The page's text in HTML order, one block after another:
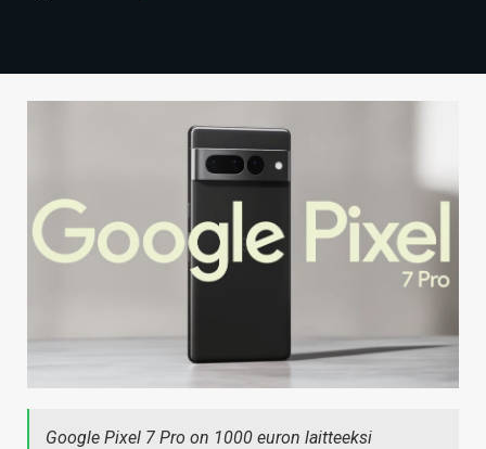
TECHBBS
KAUPPA
VAIHDA TEEMA
Google Pixel 7 Pro on 1000 euron laitteeksi